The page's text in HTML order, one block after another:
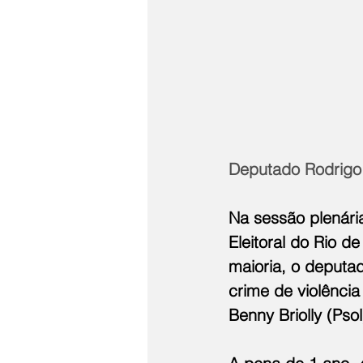
Deputado
Na sessão
Eleitoral do Rio
maioria, o
crime de
Benny Briolly